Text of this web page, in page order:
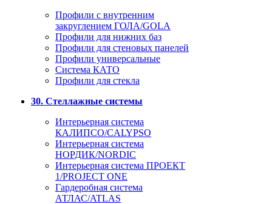
Профили с внутренним
закруглением ГОЛА/GOLA
Профили для нижних баз
Профили для стеновых панелей
Профили универсальные
Система КАТО
Профили для стекла
30. Стеллажные системы
Интерьерная система
КАЛИПСО/CALYPSO
Интерьерная система
НОРДИК/NORDIC
Интерьерная система ПРОЕКТ
1/PROJECT ONE
Гардеробная система
АТЛАС/ATLAS